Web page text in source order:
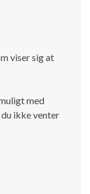
viser sig at
med
ikke venter